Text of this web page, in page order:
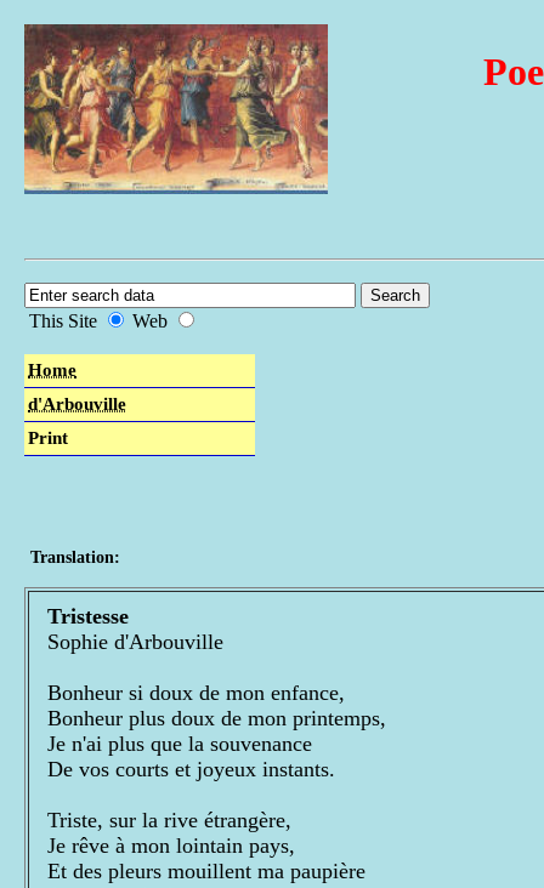
This Site Web
Home
d'Arbouville
Print
Translation:
Tristesse
Sophie d'Arbouville
Bonheur si doux de mon enfance,
Bonheur plus doux de mon printemps,
Je n'ai plus que la souvenance
De vos courts et joyeux instants.
Triste, sur la rive étrangère,
Je rêve à mon lointain pays,
Et des pleurs mouillent ma paupière